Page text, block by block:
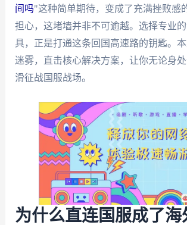
间吗"这种简单期待，变成了充满挫败感
担心，这堵墙并非不可逾越。选择专业
具，正是打通这条回国高速路的钥匙。
迷雾，直击核心解决方案，让你无论身
滑征战国服战场。
为什么直连国服成了海